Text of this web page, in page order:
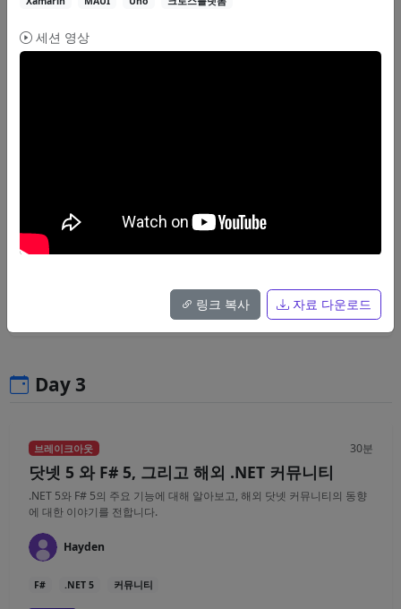
영상 자료
문성원
Day 3
브레이크아웃 30분
닷넷 5 와 F# 5, 그리고 해외 .NET 커뮤니티
.NET 5와 F# 5의 주요 기능에 대해 알아보고, 해외 닷넷 커뮤니티의 동향
에 대한 이야기를 전합니다.
Hayden
F# .NET 5 커뮤니티
세션 영상
링크 복사 자료 다운로드